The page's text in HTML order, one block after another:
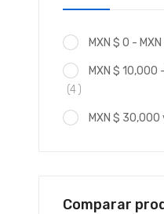
MXN $ 0 -
MXN $ 10,000 -
4artículo
MXN $ 30,000
Comparar